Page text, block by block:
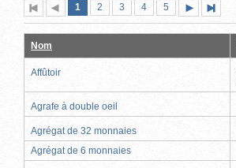
Première
page
Page
précédente
Page
1 (page
actuelle)
Page
2 Page
3 Page
4 Page
5
suivante
page
Nom
Affûtoir
Agrafe à double oeil
Agrégat de 32 monnaies
Agrégat de 6 monnaies